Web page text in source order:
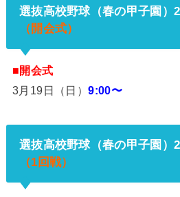
選抜高校野球（春の甲子園）
（開会式）
■開会式
3月19日（日）9:00〜
選抜高校野球（春の甲子園）
（1回戦）